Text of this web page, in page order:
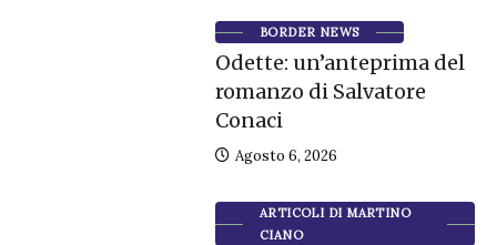
BORDER NEWS
Odette: un’anteprima del
romanzo di Salvatore
Conaci
Agosto 6, 2026
ARTICOLI DI MARTINO
CIANO